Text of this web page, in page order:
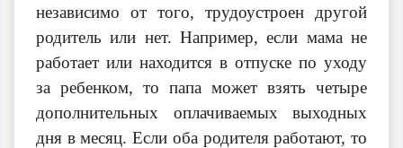
независимо от того, трудоустроен другой
родитель или нет. Например, если мама не
работает или находится в отпуске по уходу
за ребенком, то папа может взять четыре
дополнительных оплачиваемых выходных
дня в месяц. Если оба родителя работают, то